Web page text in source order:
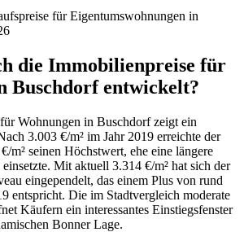
die Immobilienpreise für
Buschdorf entwickelt?
Wohnungen in Buschdorf zeigt ein
3.003 €/m² im Jahr 2019 erreichte der
m² seinen Höchstwert, ehe eine längere
Mit aktuell 3.314 €/m² hat sich der
eingependelt, das einem Plus von rund
entspricht. Die im Stadtvergleich moderate
Käufern ein interessantes Einstiegsfenster
Bonner Lage.